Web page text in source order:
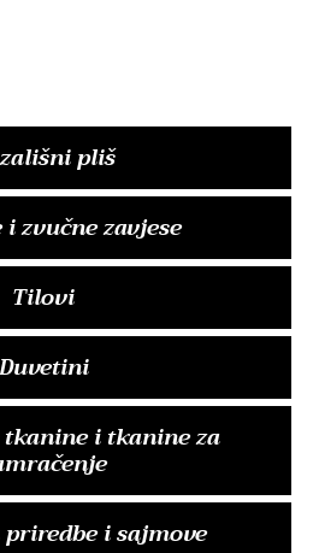
pliš
zvučne zavjese
Tilovi
i tkanine za
i sajmove